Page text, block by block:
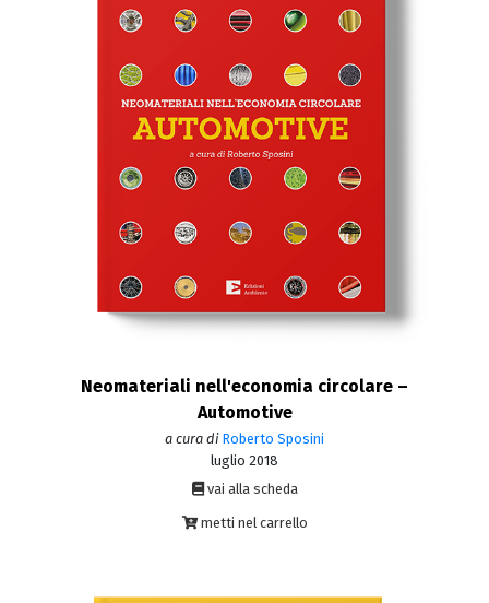
Neomateriali nell'economia circolare –
Automotive
a cura di Roberto Sposini
luglio 2018
vai alla scheda
metti nel carrello